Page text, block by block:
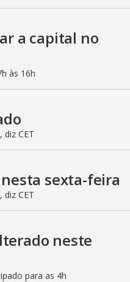
a capital no
às 16h
CET
sexta-feira
CET
neste
para as 4h